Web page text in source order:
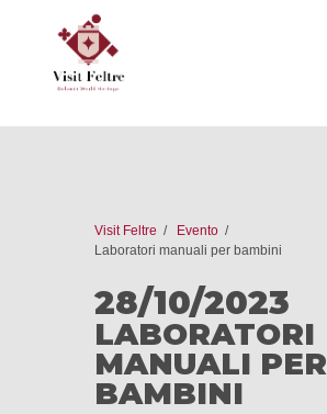
Visit Feltre
Evento
Laboratori manuali per bambini
28/10/2023
LABORATORI
MANUALI PER
BAMBINI